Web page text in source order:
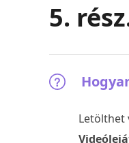
5.
Letölthet